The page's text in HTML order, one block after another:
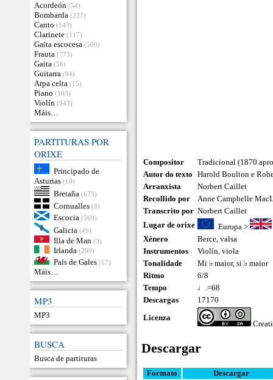
Acordeón (54)
Bombarda (227)
Canto (143)
Clarinete (117)
Gaita escocesa (500)
Frauta (773)
Gaita (56)
Guitarra (94)
Arpa celta (15)
Piano (103)
Violín (943)
Máis…
PARTITURAS POR
ORIXE
Principado de
Asturias (10)
Bretaña (673)
Cornualles (3)
Escocia (569)
Galicia (49)
Illa de Man (3)
Irlanda (290)
País de Gales (17)
Máis…
MP3
MP3
BUSCA
Busca de partituras
Compositor
Tradicional (1870
Autor do texto
Harold Boulton e
Arranxista
Norbert Caillet
Recollido por
Anne Campbelle
Transcrito por Norbert Caillet
Lugar de orixe
Europa>
Xénero
Berce,valsa
Instrumentos
Violín,viola
Tonalidade
Mi ♭ maior, si ♭ maior
Ritmo
6/8
Tempo
♩.=68
Descargas
17170
Licenza
Descargar
Formato
Descargar